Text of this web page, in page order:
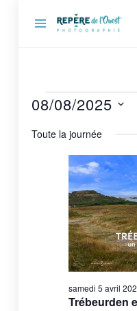
Repère
Évènements
vendredi
août
2025
08/08/2025
UNE
Toute la journée
Trébeurden
samedi 5 avril